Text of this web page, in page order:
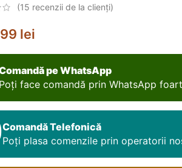
(15 recenzii de la clienți)
lei
pe WhatsApp
Poți face comandă prin WhatsApp
Comandă Telefonică
Poți plasa comenzile prin operatorii